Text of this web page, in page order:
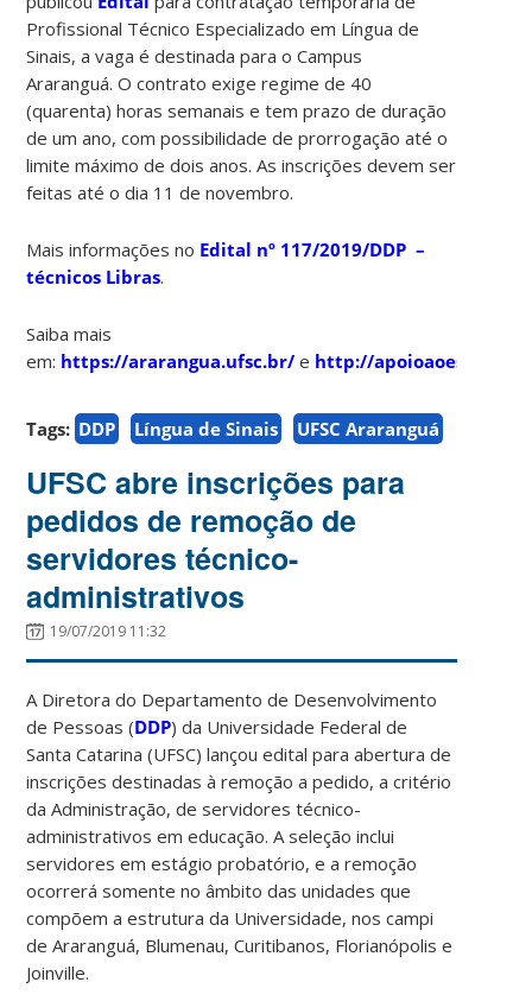
Profissional Técnico Especializado em Língua de
Sinais, a vaga é destinada para o Campus
Araranguá. O contrato exige regime de 40
(quarenta) horas semanais e tem prazo de duração
de um ano, com possibilidade de prorrogação até o
limite máximo de dois anos. As inscrições devem ser
feitas até o dia 11 de novembro.
Mais informações no Edital nº 117/2019/DDP –
técnicos Libras.
Saiba mais
em: https://ararangua.ufsc.br/ e http://
Tags: DDP Língua de Sinais UFSC Araranguá
UFSC abre inscrições para
pedidos de remoção de
servidores técnico-
administrativos
19/07/2019 11:32
A Diretora do Departamento de Desenvolvimento
de Pessoas (DDP) da Universidade Federal de
Santa Catarina (UFSC) lançou edital para abertura de
inscrições destinadas à remoção a pedido, a critério
da Administração, de servidores técnico-
administrativos em educação. A seleção inclui
servidores em estágio probatório, e a remoção
ocorrerá somente no âmbito das unidades que
compõem a estrutura da Universidade, nos campi
de Araranguá, Blumenau, Curitibanos, Florianópolis e
Joinville.